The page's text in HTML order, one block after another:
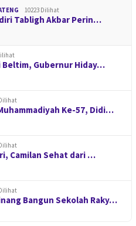
10223 Dilihat
Tabligh Akbar Perin…
Beltim, Gubernur Hiday…
Ke-57, Didi…
Camilan Sehat dari …
Bangun Sekolah Raky…